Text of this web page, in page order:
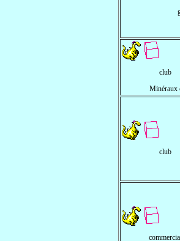
club
Minéraux
club